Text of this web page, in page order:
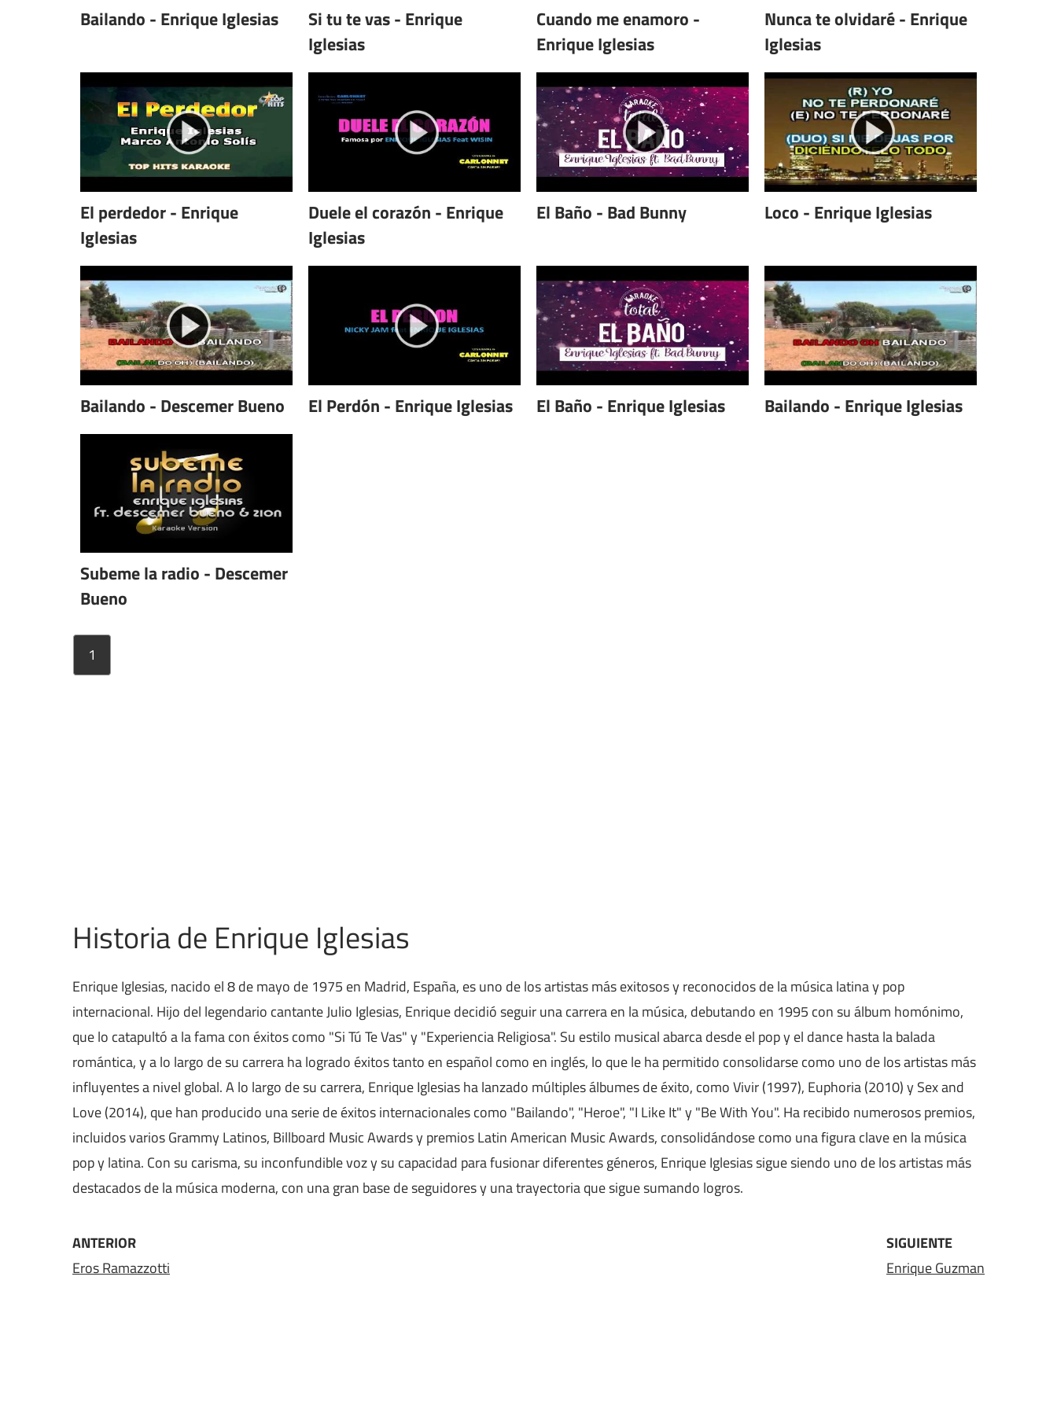
Bailando - Enrique Iglesias
Si tu te vas - Enrique
Iglesias
Cuando me enamoro -
Enrique Iglesias
Nunca te olvidaré - Enrique
Iglesias
El perdedor - Enrique
Iglesias
Duele el corazón - Enrique
Iglesias
El Baño - Bad Bunny Loco - Enrique Iglesias
Bailando - Descemer Bueno El Perdón - Enrique Iglesias El Baño - Enrique Iglesias Bailando - Enrique Iglesias
Subeme la radio - Descemer
Bueno
1
Historia de Enrique Iglesias
Enrique Iglesias, nacido el 8 de mayo de 1975 en Madrid, España, es uno de los artistas más exitosos y reconocidos de la música latina y pop
internacional. Hijo del legendario cantante Julio Iglesias, Enrique decidió seguir una carrera en la música, debutando en 1995 con su álbum homónimo,
que lo catapultó a la fama con éxitos como "Si Tú Te Vas" y "Experiencia Religiosa". Su estilo musical abarca desde el pop y el dance hasta la balada
romántica, y a lo largo de su carrera ha logrado éxitos tanto en español como en inglés, lo que le ha permitido consolidarse como uno de los artistas más
influyentes a nivel global. A lo largo de su carrera, Enrique Iglesias ha lanzado múltiples álbumes de éxito, como Vivir (1997), Euphoria (2010) y Sex and
Love (2014), que han producido una serie de éxitos internacionales como "Bailando", "Heroe", "I Like It" y "Be With You". Ha recibido numerosos premios,
incluidos varios Grammy Latinos, Billboard Music Awards y premios Latin American Music Awards, consolidándose como una figura clave en la música
pop y latina. Con su carisma, su inconfundible voz y su capacidad para fusionar diferentes géneros, Enrique Iglesias sigue siendo uno de los artistas más
destacados de la música moderna, con una gran base de seguidores y una trayectoria que sigue sumando logros.
ANTERIOR
Eros Ramazzotti
SIGUIENTE
Enrique Guzman